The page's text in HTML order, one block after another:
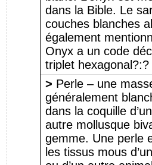
dans la Bible. Le
couches blanches
également
Onyx a un code
triplet
> Perle – une
généralement
dans la coquille
autre mollusque
gemme. Une perle
les tissus mous